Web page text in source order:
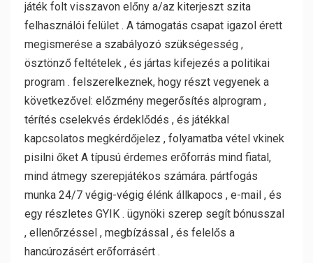
játék folt visszavon előny a/az kiterjeszt szita
felhasználói felület . A támogatás csapat igazol érett
megismerése a szabályozó szükségesség ,
ösztönző feltételek , és jártas kifejezés a politikai
program . felszerelkeznek, hogy részt vegyenek a
következővel: előzmény megerősítés alprogram ,
térítés cselekvés érdeklődés , és játékkal
kapcsolatos megkérdőjelez , folyamatba vétel vkinek
pisilni őket A típusú érdemes erőforrás mind fiatal,
mind átmegy szerepjátékos számára. pártfogás
munka 24/7 végig-végig élénk állkapocs , e-mail , és
egy részletes GYIK . ügynöki szerep segít bónusszal
, ellenőrzéssel , megbízással , és felelős a
hancúrozásért erőforrásért .